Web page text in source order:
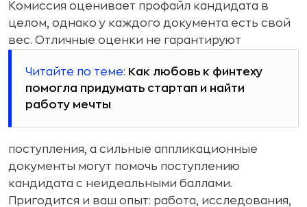
Комиссия оценивает профайл кандидата в
целом, однако у каждого документа есть свой
вес. Отличные оценки не гарантируют
Читайте по теме: Как любовь к финтеху
помогла придумать стартап и найти
работу мечты
поступления, а сильные аппликационные
документы могут помочь поступлению
кандидата с неидеальными баллами.
Пригодится и ваш опыт: работа, исследования,